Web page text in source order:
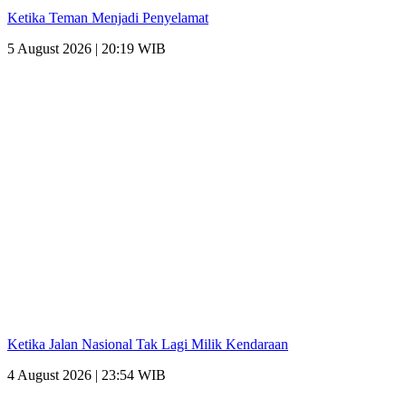
Ketika Teman Menjadi Penyelamat
5 August 2026 | 20:19 WIB
Ketika Jalan Nasional Tak Lagi Milik Kendaraan
4 August 2026 | 23:54 WIB